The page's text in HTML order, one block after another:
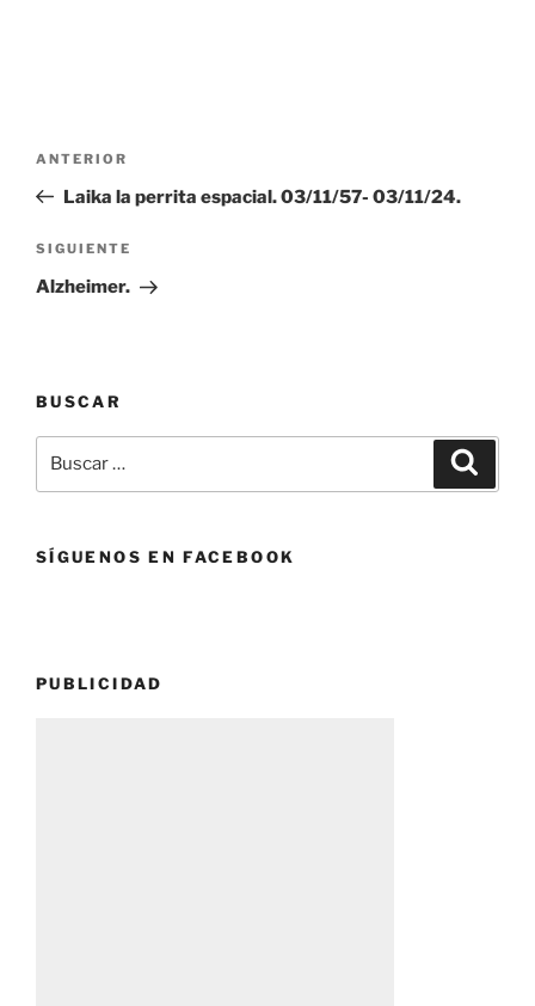
entradas
Entrada
anterior:
ANTERIOR
Laika la perrita espacial. 03/11/57- 03/11/24.
Siguiente
entrada
SIGUIENTE
Alzheimer.
BUSCAR
por:
SÍGUENOS EN FACEBOOK
PUBLICIDAD